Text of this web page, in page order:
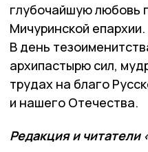
глубочайшую любовь
Мичуринской епархии.
В день
архипастырю сил,
трудах на благо
и нашего Отечества.
Редакция и